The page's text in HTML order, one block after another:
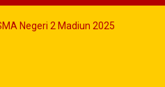
Negeri 2 Madiun 2025